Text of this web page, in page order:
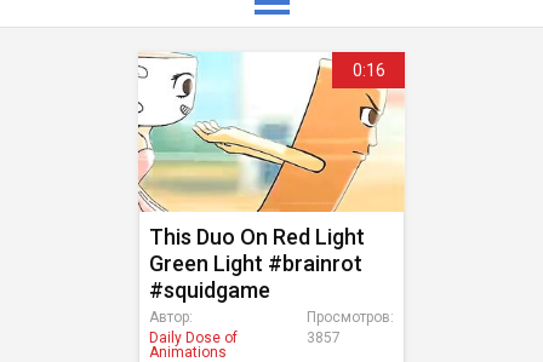
0:16
This Duo On Red Light
Green Light #brainrot
#squidgame
Просмотров:
3857
Автор:
Daily Dose of
Animations